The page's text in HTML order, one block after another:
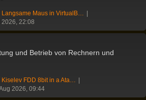
Langsame Maus in VirtualB…
2026, 22:08
und Betrieb von Rechnern und
Kiselev FDD 8bit in a Ata…
2026, 09:44